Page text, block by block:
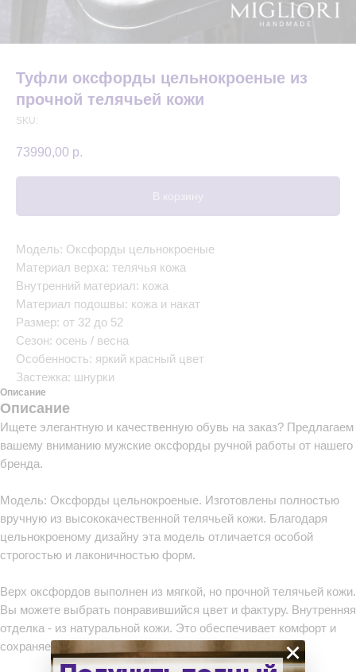
Туфли оксфорды цельнокроеные из
прочной телячьей кожи
SKU:
73990,00 р.
В корзину
Модель: Оксфорды цельнокроеные
Материал верха: телячья кожа
Внутренний материал: кожа
Материал подошвы: кожа и накат
Размер: от 32 до 52
Сезон: осень / весна
Особенность: яркий красный цвет
Застежка: шнурки
Описание
Описание
Ищете элегантную и качественную обувь на заказ? Предлагаем
вашему вниманию мужские оксфорды ручной работы от нашего
бренда.
Модель: Оксфорды цельнокроеные. Изготовлены полностью
вручную из высококачественной телячьей кожи. Благодаря
цельнокроеному дизайну эта модель отличается особой
строгостью и лаконичностью форм.
Верх оксфордов выполнен из мягкой, но прочной телячьей кожи.
Вы можете выбрать понравившийся цвет и фактуру. Внутренняя
отделка - из натуральной кожи. Это обеспечивает комфорт и
сохраняет стопу сухой.
×